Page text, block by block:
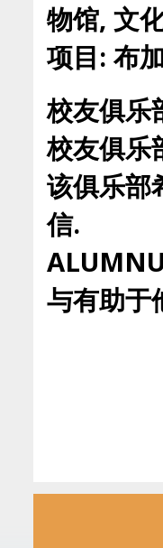
物馆, 文
项目: 布
校友俱乐
校友俱乐
该俱乐部
信.
与有助于